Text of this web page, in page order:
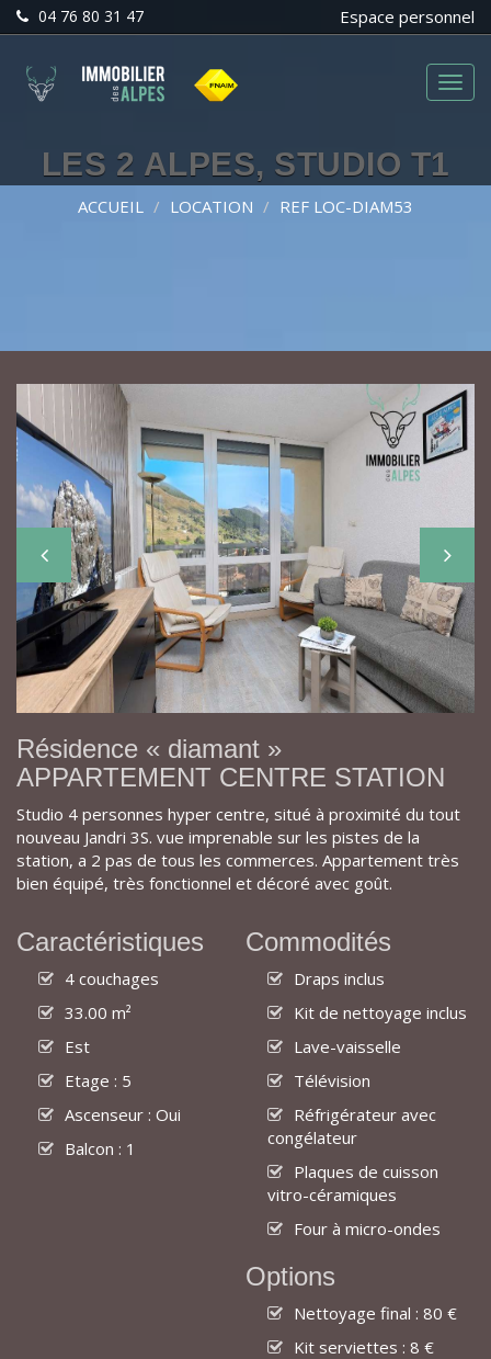
04 76 80 31 47 Espace personnel
Menu
LES 2 ALPES, STUDIO T1
ACCUEIL LOCATION REF LOC-DIAM53
Résidence « diamant »
APPARTEMENT CENTRE STATION
Studio 4 personnes hyper centre, situé à proximité du tout
nouveau Jandri 3S. vue imprenable sur les pistes de la
station, a 2 pas de tous les commerces. Appartement très
bien équipé, très fonctionnel et décoré avec goût.
Caractéristiques
4 couchages
33.00 m²
Est
Etage : 5
Ascenseur : Oui
Balcon : 1
Commodités
Draps inclus
Kit de nettoyage inclus
Lave-vaisselle
Télévision
Réfrigérateur avec
congélateur
Plaques de cuisson
vitro-céramiques
Four à micro-ondes
Options
Nettoyage final : 80 €
Kit serviettes : 8 €